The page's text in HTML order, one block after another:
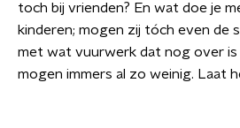
toch bij vrienden? En wat doe je
kinderen; mogen zij tóch even de
met wat vuurwerk dat nog over is
mogen immers al zo weinig. Laat